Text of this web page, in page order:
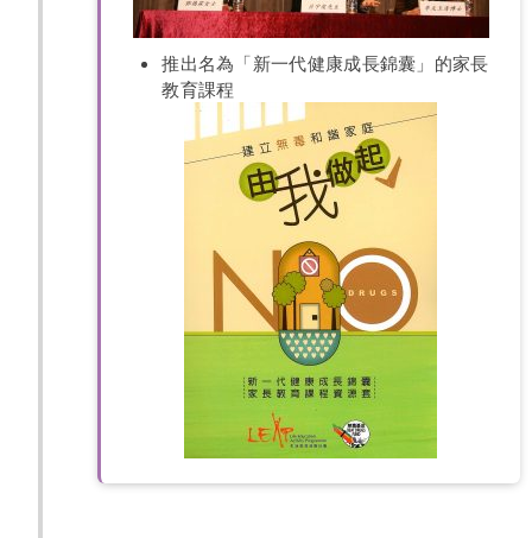
推出名為「新一代健康成長錦囊」的家長
教育課程